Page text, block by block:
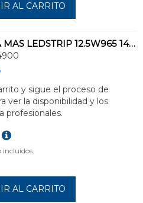
AL CARRITO
LÁMPARA MAS LEDSTRIP 12.5W965 1450lm/m 5m
y sigue el proceso de
ver la disponibilidad y los
profesionales.
AL CARRITO